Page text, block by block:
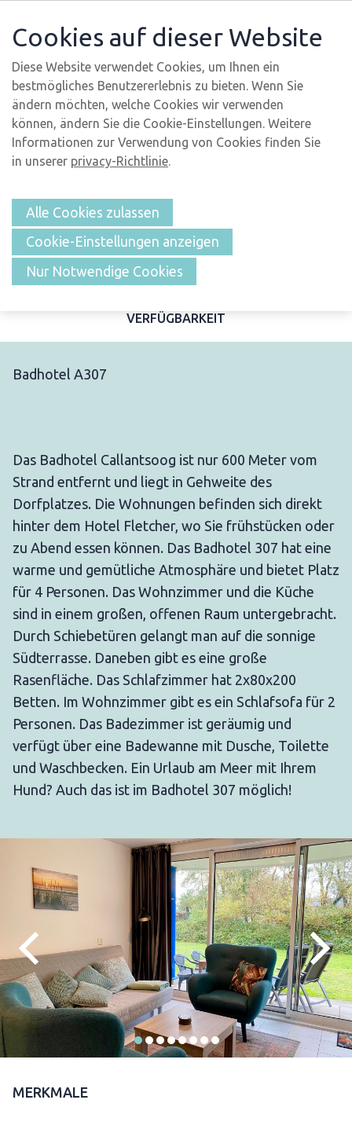
ÜBERSICHT
VERFÜGBARKEIT
Badhotel A307
Das Badhotel Callantsoog ist nur 600 Meter vom
Strand entfernt und liegt in Gehweite des
Dorfplatzes. Die Wohnungen befinden sich direkt
hinter dem Hotel Fletcher, wo Sie frühstücken oder
zu Abend essen können. Das Badhotel 307 hat eine
warme und gemütliche Atmosphäre und bietet Platz
für 4 Personen. Das Wohnzimmer und die Küche
sind in einem großen, offenen Raum untergebracht.
Durch Schiebetüren gelangt man auf die sonnige
Südterrasse. Daneben gibt es eine große
Rasenfläche. Das Schlafzimmer hat 2x80x200
Betten. Im Wohnzimmer gibt es ein Schlafsofa für 2
Personen. Das Badezimmer ist geräumig und
verfügt über eine Badewanne mit Dusche, Toilette
und Waschbecken. Ein Urlaub am Meer mit Ihrem
Hund? Auch das ist im Badhotel 307 möglich!
MERKMALE
Cookies auf dieser Website
Diese Website verwendet Cookies, um Ihnen ein
bestmögliches Benutzererlebnis zu bieten. Wenn Sie
ändern möchten, welche Cookies wir verwenden
können, ändern Sie die Cookie-Einstellungen. Weitere
Informationen zur Verwendung von Cookies finden Sie
in unserer privacy-Richtlinie.
Alle Cookies zulassen
Cookie-Einstellungen anzeigen
Nur Notwendige Cookies